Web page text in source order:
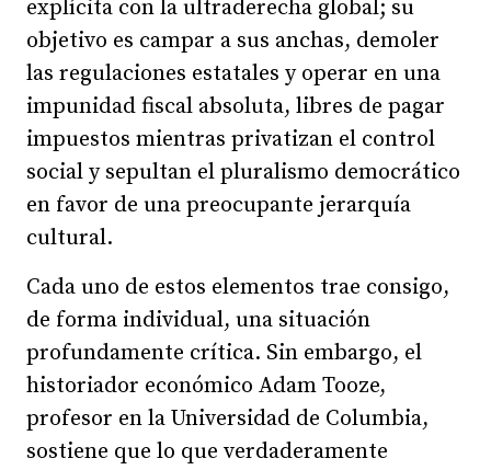
explícita con la ultraderecha global; su
objetivo es campar a sus anchas, demoler
las regulaciones estatales y operar en una
impunidad fiscal absoluta, libres de pagar
impuestos mientras privatizan el control
social y sepultan el pluralismo democrático
en favor de una preocupante jerarquía
cultural.
Cada uno de estos elementos trae consigo,
de forma individual, una situación
profundamente crítica. Sin embargo, el
historiador económico Adam Tooze,
profesor en la Universidad de Columbia,
sostiene que lo que verdaderamente